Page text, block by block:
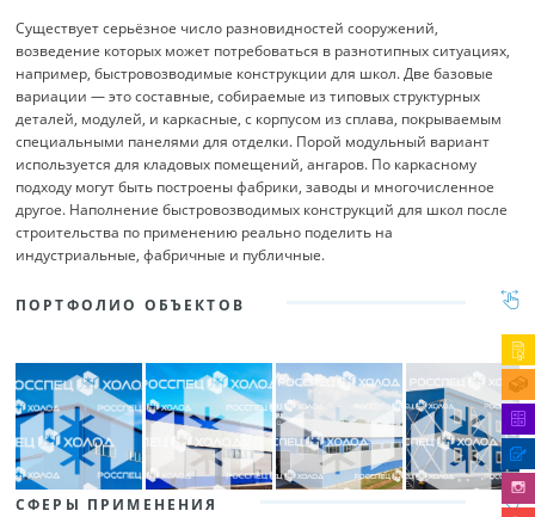
Существует серьёзное число разновидностей сооружений,
возведение которых может потребоваться в разнотипных ситуациях,
например, быстровозводимые конструкции для школ. Две базовые
вариации — это составные, собираемые из типовых структурных
деталей, модулей, и каркасные, с корпусом из сплава, покрываемым
специальными панелями для отделки. Порой модульный вариант
используется для кладовых помещений, ангаров. По каркасному
подходу могут быть построены фабрики, заводы и многочисленное
другое. Наполнение быстровозводимых конструкций для школ после
строительства по применению реально поделить на
индустриальные, фабричные и публичные.
ПОРТФОЛИО ОБЪЕКТОВ
СФЕРЫ ПРИМЕНЕНИЯ